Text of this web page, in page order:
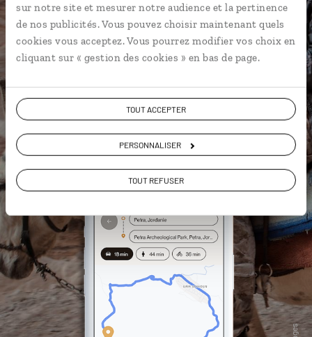
sur notre site et mesurer notre audience et la pertinence
de nos publicités. Vous pouvez choisir maintenant quels
cookies vous acceptez. Vous pourrez modifier vos choix en
cliquant sur « gestion des cookies » en bas de page.
TOUT ACCEPTER
PERSONNALISER
TOUT REFUSER
Les plus beaux châteaux du désert
géolocalisés
L'album souvenirs à composer
DÉCOUVRIR LUCIOLE